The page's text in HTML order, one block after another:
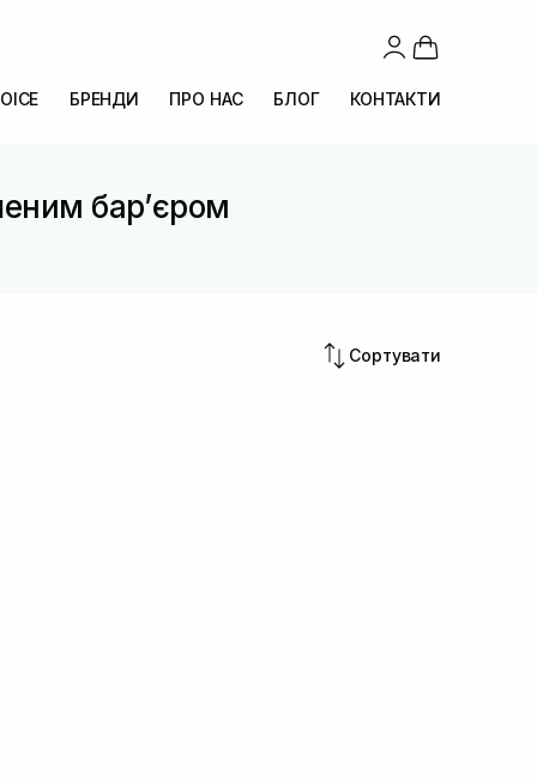
БРЕНДИ ПРО НАС БЛОГ КОНТАКТИ
барʼєром
Сортувати